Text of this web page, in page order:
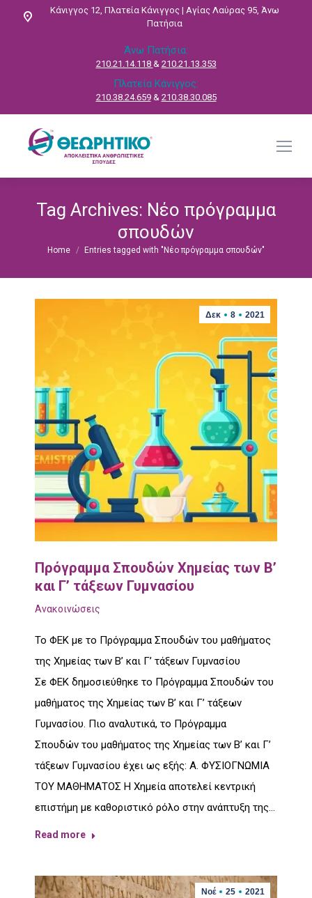
Κάνιγγος 12, Πλατεία Κάνιγγος | Αγίας Λαύρας 95, Άνω
Πατήσια
Άνω Πατήσια:
210.21.14.118 & 210.21.13.353
Πλατεία Κάνιγγος:
210.38.24.659& 210.38.30.085
Tag Archives: Νέο πρόγραμμα
σπουδών
You are here:
Home Entries tagged with "Νέο πρόγραμμα σπουδών"
Δεκ 8 2021
Πρόγραμμα Σπουδών Χημείας των Β’
και Γ’ τάξεων Γυμνασίου
Ανακοινώσεις
Το ΦΕΚ με το Πρόγραμμα Σπουδών του μαθήματος
της Χημείας των Β’ και Γ’ τάξεων Γυμνασίου
Σε ΦΕΚ δημοσιεύθηκε το Πρόγραμμα Σπουδών του
μαθήματος της Χημείας των Β’ και Γ’ τάξεων
Γυμνασίου. Πιο αναλυτικά, το Πρόγραμμα
Σπουδών του μαθήματος της Χημείας των Β’ και Γ’
τάξεων Γυμνασίου έχει ως εξής: Α. ΦΥΣΙΟΓΝΩΜΙΑ
ΤΟΥ ΜΑΘΗΜΑΤΟΣ Η Χημεία αποτελεί κεντρική
επιστήμη με καθοριστικό ρόλο στην ανάπτυξη της…
Read more
Νοέ 25 2021